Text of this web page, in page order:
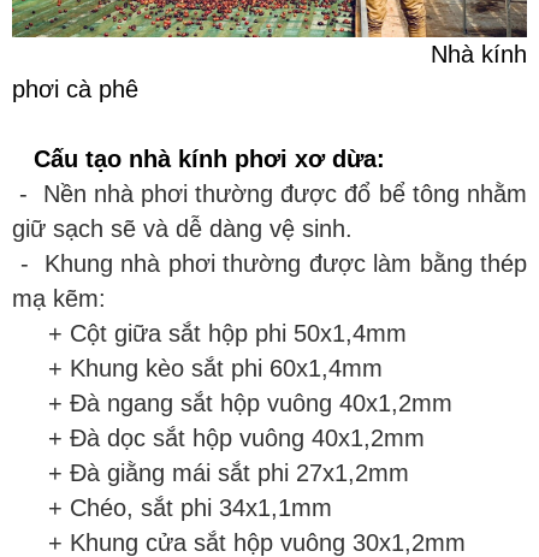
Nhà kính
phơi cà phê
tạo nhà kính phơi xơ dừa:
- Nền nhà phơi thường được đổ bể tông nhằm
giữ sạch sẽ và dễ dàng vệ sinh.
- Khung nhà phơi thường được làm bằng thép
mạ kẽm:
+ Cột giữa sắt hộp phi 50x1,4mm
+ Khung kèo sắt phi 60x1,4mm
+ Đà ngang sắt hộp vuông 40x1,2mm
+ Đà dọc sắt hộp vuông 40x1,2mm
+ Đà giằng mái sắt phi 27x1,2mm
+ Chéo, sắt phi 34x1,1mm
+ Khung cửa sắt hộp vuông 30x1,2mm